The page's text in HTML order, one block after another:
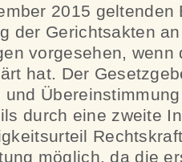
2015
der Gerichtsakten
vorgesehen,
hat. Der
und
durch eine zweite
möglich, da die